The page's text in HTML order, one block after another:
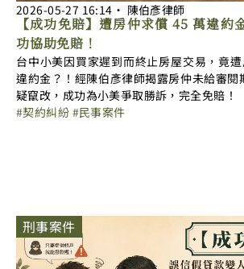
2026-05-27 16:14 ‧ 陳伯彥律師
【成功免賠】遭房仲求償 45 萬違約
功協助免賠！
台中小美因買家遲到而終止房屋交易，竟
違約金？！經陳伯彥律師揭露房仲未給審
疑竄改，成功為小美爭取勝訴，完全免賠！
契約糾紛 民事案件
刑事案件